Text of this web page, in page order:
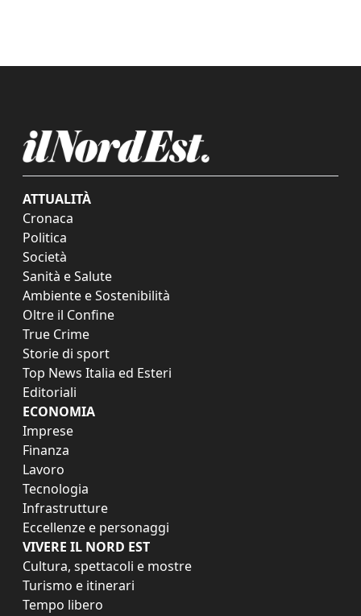
ATTUALITÀ
Cronaca
Politica
Società
Sanità e Salute
Ambiente e Sostenibilità
Oltre il Confine
True Crime
Storie di sport
Top News Italia ed Esteri
Editoriali
ECONOMIA
Imprese
Finanza
Lavoro
Tecnologia
Infrastrutture
Eccellenze e personaggi
VIVERE IL NORD EST
Cultura, spettacoli e mostre
Turismo e itinerari
Tempo libero